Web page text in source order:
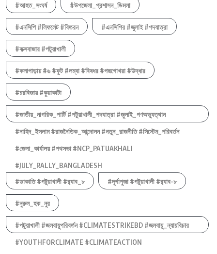
#আহত_সংঘর্ষ #উপজেলা_প্রশাসন_ডিমলা
#এনসিপি #লিফলেট #বিতরন #এনসিপির #জুলাই #পদযাত্রা
#কক্সবাজার #পটুয়াখালী
#কলাপাড়ায় #৬ #ফুট #লম্বা #বিষধর #পদ্মগোখরা #উদ্ধার
#চরবিজায় #কুয়াকাটা
#জাতীয়_নাগরিক_পার্টি #পটুয়াখালী_পদযাত্রা #জুলাই_গণঅভ্যুত্থান
#নাহিদ_ইসলাম #রাজনৈতিক_আন্দোলন #নতুন_রাজনীতি #সিস্টেম_পরিবর্তন
#জেলা_কার্যালয় #পথসভা #NCP_PATUAKHALI
#JULY_RALLY_BANGLADESH
#ডাকাতি #পটুয়াখালী #র‍্যাব_৮
#দূর্গাপুজা #পটুয়াখালী #র‍্যাব-৮
#নুরুল_হক_নুর
#পটুয়াখালী #জলবায়ুপরিবর্তন #CLIMATESTRIKEBD #জলবায়ু_ন্যায়বিচার
#YOUTHFORCLIMATE #CLIMATEACTION